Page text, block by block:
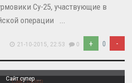
Су-25, участвующие в
операции ...
21-10-2015, 22:53 0 + 0 -
Сайт супер ...